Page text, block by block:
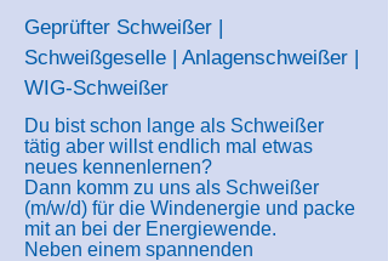
Geprüfter Schweißer |
Schweißgeselle | Anlagenschweißer |
WIG-Schweißer
Du bist schon lange als Schweißer
tätig aber willst endlich mal etwas
neues kennenlernen?
Dann komm zu uns als Schweißer
(m/w/d) für die Windenergie und packe
mit an bei der Energiewende.
Neben einem spannenden